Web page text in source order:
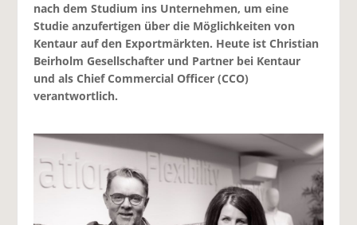
nach dem Studium ins Unternehmen, um eine
Studie anzufertigen über die Möglichkeiten von
Kentaur auf den Exportmärkten. Heute ist Christian
Beirholm Gesellschafter und Partner bei Kentaur
und als Chief Commercial Officer (CCO)
verantwortlich.